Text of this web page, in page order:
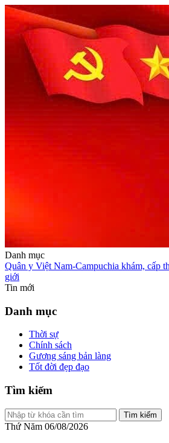
Danh mục
Quân y Việt Nam-Campuchia khám, cấp
giới
Tin mới
Danh mục
Thời sự
Chính sách
Gương sáng bản làng
Tốt đời đẹp đạo
Tìm kiếm
Tìm kiếm
Thứ Năm 06/08/2026